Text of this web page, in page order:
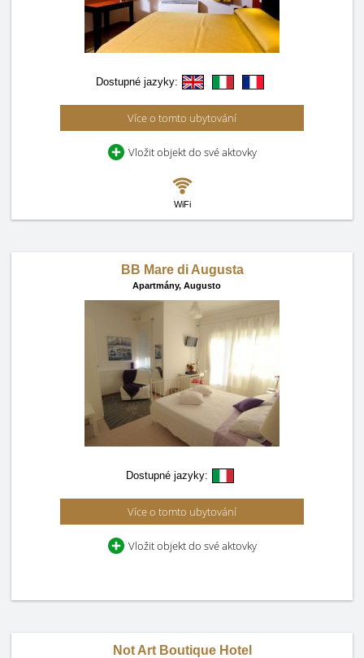
Dostupné jazyky:
Více o tomto ubytování
Vložit objekt do své aktovky
WiFi
BB Mare di Augusta
Apartmány, Augusto
Dostupné jazyky:
Více o tomto ubytování
Vložit objekt do své aktovky
Not Art Boutique Hotel